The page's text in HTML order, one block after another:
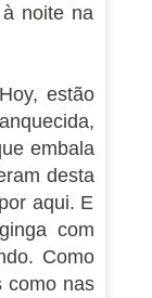
noite na
estão
embala
desta
aqui. E
com
Como
como nas